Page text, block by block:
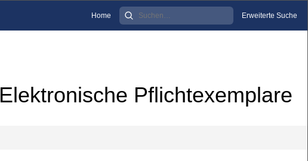
Home Erweiterte Suche
Elektronische Pflichtexemplare